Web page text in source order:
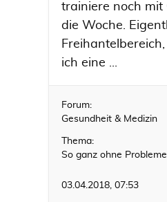
trainiere noch mit
die Woche.
ich eine ...
Forum:
Gesundheit & Medizin
Thema:
So ganz ohne
03.04.2018, 07:53